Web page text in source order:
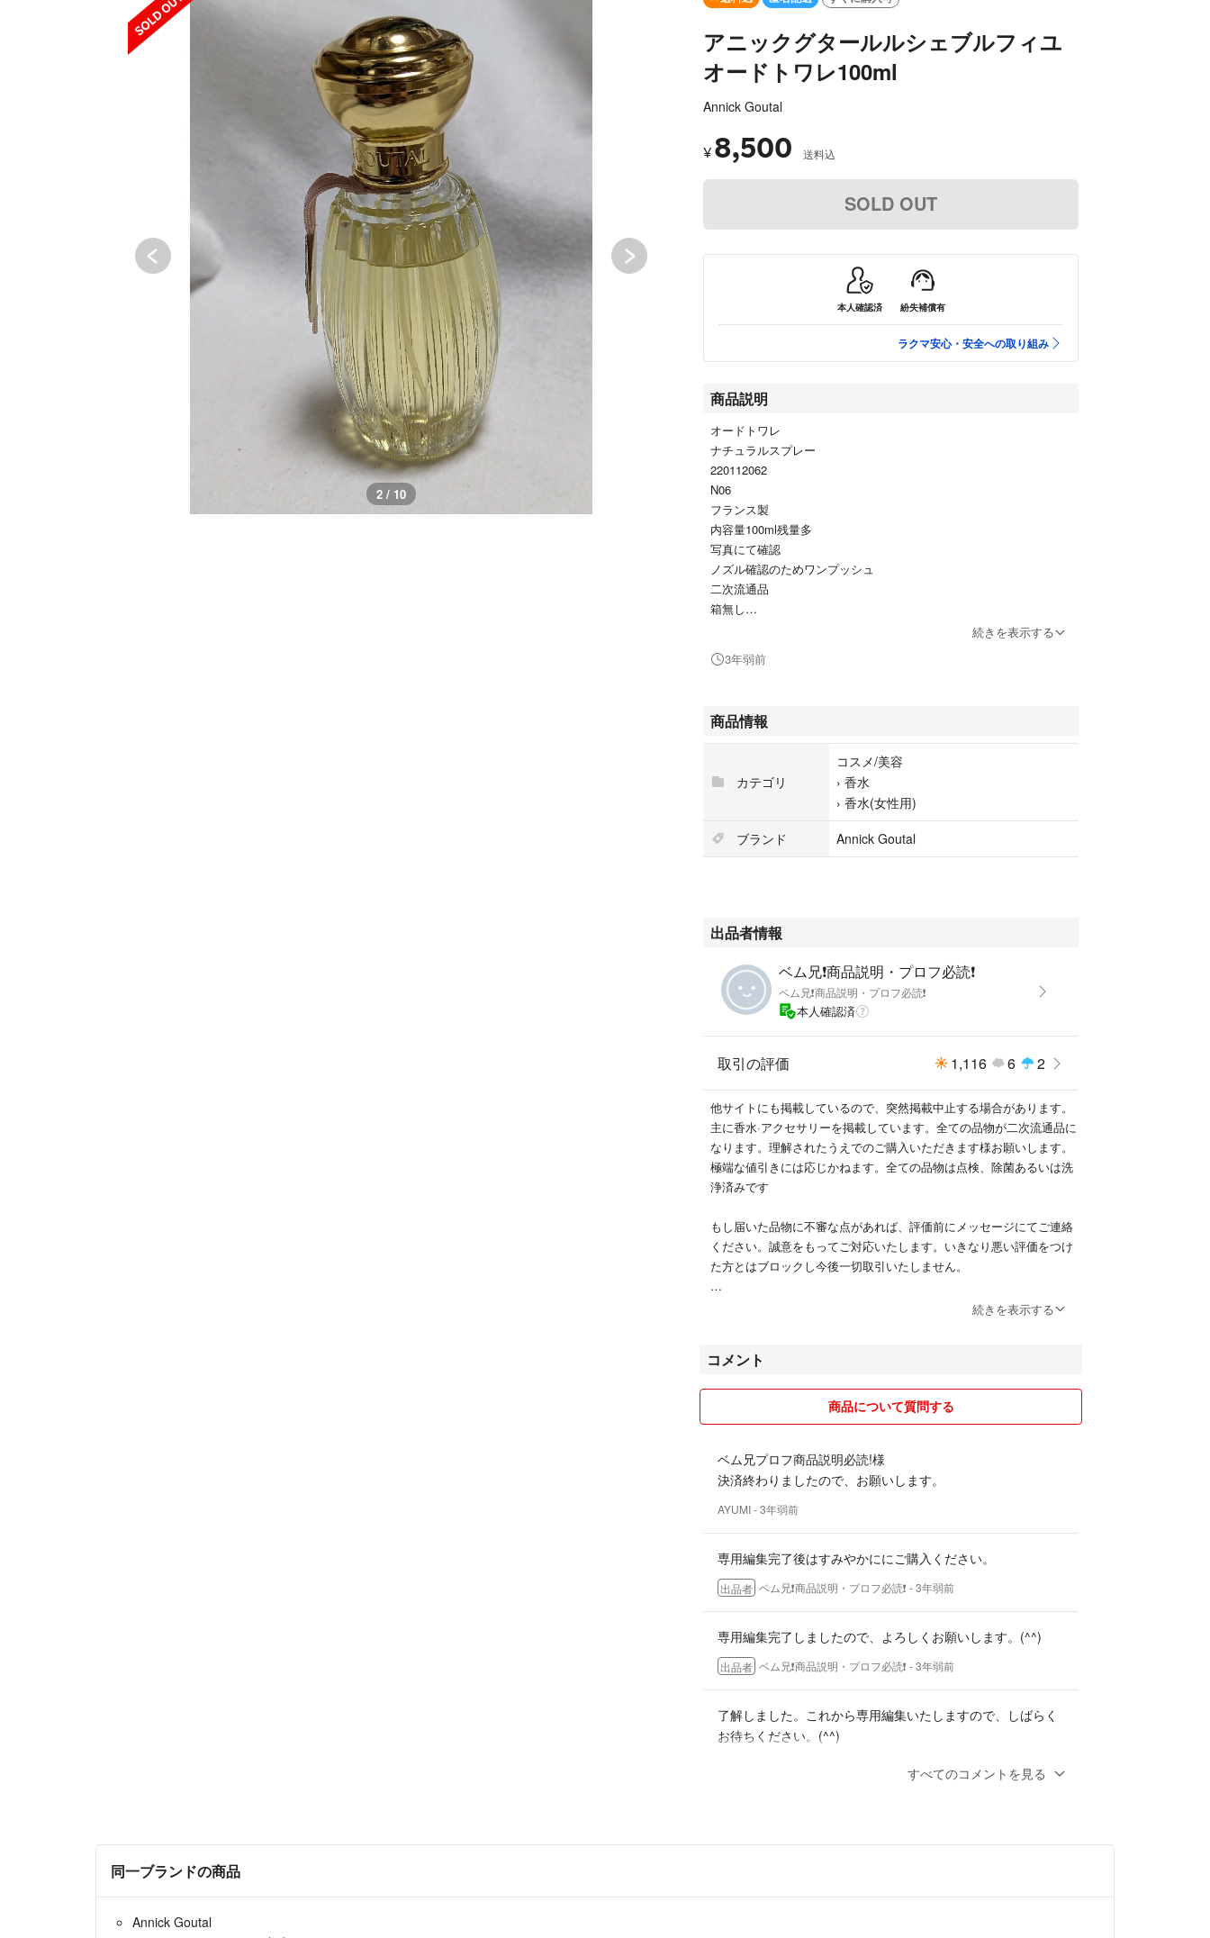
3 / 10
アニックグタールルシェブルフィユ
オードトワレ100ml
Annick Goutal
¥ 8,500 送料込
SOLD OUT
本人確認済 紛失補償有
ラクマ安心・安全への取り組み
商品説明
オードトワレ
ナチュラルスプレー
220112062
N06
フランス製
内容量100ml残量多
写真にて確認
ノズル確認のためワンプッシュ
二次流通品
箱無し
除菌ウェットティッシュにて拭き上げ
続きを表示する
3年弱前
商品情報
カテゴリ
コスメ/美容
› 香水
› 香水(女性用)
ブランド
Annick Goutal
出品者情報
ベム兄❗商品説明・プロフ必読❗
ベム兄❗商品説明・プロフ必読❗
本人確認済
取引の評価 1,116 6 2
他サイトにも掲載しているので、突然掲載中止する場合があります。
主に香水·アクセサリーを掲載しています。全ての品物が二次流通品に
なります。理解されたうえでのご購入いただきます様お願いします。
極端な値引きには応じかねます。全ての品物は点検、除菌あるいは洗
浄済みです
もし届いた品物に不審な点があれば、評価前にメッセージにてご連絡
ください。誠意をもってご対応いたします。いきなり悪い評価をつけ
た方とはブロックし今後一切取引いたしません。
香水の澱について
香水には植物由来天然香料が多く使用されます。
ルタリングされて除去されますが時間の変化や気温の変化で半個体や
個体状の物質として再生することがあります。
再生されたそれら物質は澱とよばれます。
ます。
それは天然香料には純度の高い合成香料と比較すると、自然物由来だ
からと考えられています。特にタンパク質系成分がなりやすい。
これらは異物として嫌われますが、天然香料のエッセンスをなるべく
多く配合しようとすると澱は発生しやすく、澱を抑えすぎると、せっ
。喫煙、ペット無し。細かなキズや汚れの見落としがあるかも知れな
いただきありがとうございました。(^^)
続きを表示する
コメント
商品について質問する
ベム兄プロフ商品説明必読!様
決済終わりましたので、お願いします。
AYUMI- 3年弱前
専用編集完了後はすみやかににご購入ください。
出品者 ベム兄❗商品説明・プロフ必読❗ - 3年弱前
専用編集完了しましたので、よろしくお願いします。(⁠^⁠^⁠)
出品者 ベム兄❗商品説明・プロフ必読❗ - 3年弱前
了解しました。これから専用編集いたしますので、しばらく
お待ちください。(⁠^⁠^⁠)
すべてのコメントを見る
同一ブランドの商品
Annick Goutal